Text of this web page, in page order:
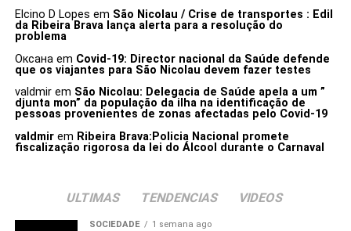
Elcino D Lopes em São Nicolau / Crise de transportes : Edil
da Ribeira Brava lança alerta para a resolução do
problema
Оксанаem Covid-19: Director nacional da Saúde defende
que os viajantes para São Nicolau devem fazer testes
valdmirem São Nicolau: Delegacia de Saúde apela a um ”
djunta mon” da população da ilha na identificação de
pessoas provenientes de zonas afectadas pelo Covid-19
valdmirem Ribeira Brava:Policia Nacional promete
fiscalização rigorosa da lei do Álcool durante o Carnaval
ULTIMAS TENDENCIAS VIDEOS
SOCIEDADE 1 semana ago